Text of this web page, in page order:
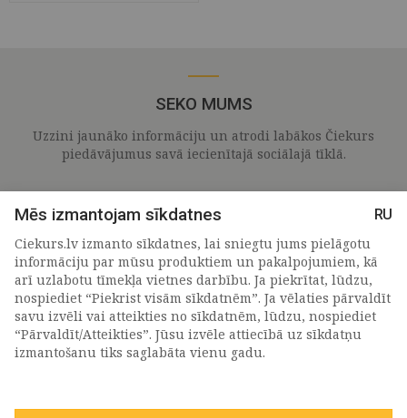
SEKO MUMS
Uzzini jaunāko informāciju un atrodi labākos Čiekurs
piedāvājumus savā iecienītajā sociālajā tīklā.
PIETEIKTIES MŪSU JAUNUMIEM
Mēs izmantojam sīkdatnes
RU
Ciekurs.lv izmanto sīkdatnes, lai sniegtu jums pielāgotu
informāciju par mūsu produktiem un pakalpojumiem, kā
arī uzlabotu tīmekļa vietnes darbību. Ja piekrītat, lūdzu,
nospiediet “Piekrist visām sīkdatnēm”. Ja vēlaties pārvaldīt
savu izvēli vai atteikties no sīkdatnēm, lūdzu, nospiediet
“Pārvaldīt/Atteikties”. Jūsu izvēle attiecībā uz sīkdatņu
izmantošanu tiks saglabāta vienu gadu.